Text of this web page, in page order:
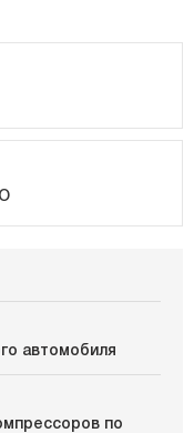
автомобиля
по